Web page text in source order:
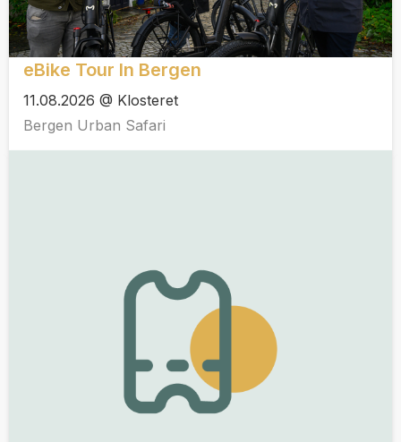
eBike Tour In Bergen
11.08.2026 @ Klosteret
Bergen Urban Safari